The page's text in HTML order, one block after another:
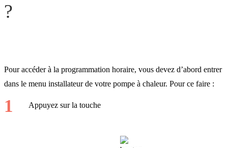
?
Pour accéder à la programmation horaire, vous devez d’abord entrer
dans le menu installateur de votre pompe à chaleur. Pour ce faire :
Appuyez sur la touche